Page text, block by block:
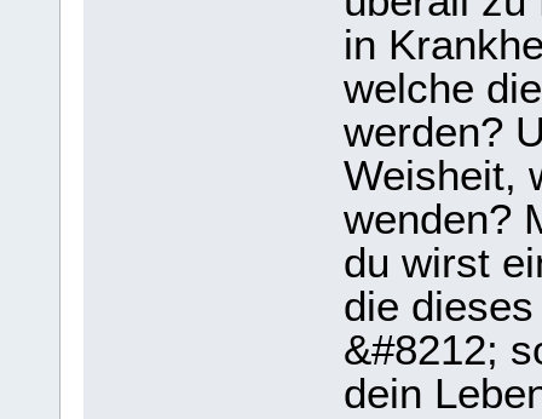
in
welche
werden?
Weisheit,
wenden?
du wirst
die
&#8212;
dein